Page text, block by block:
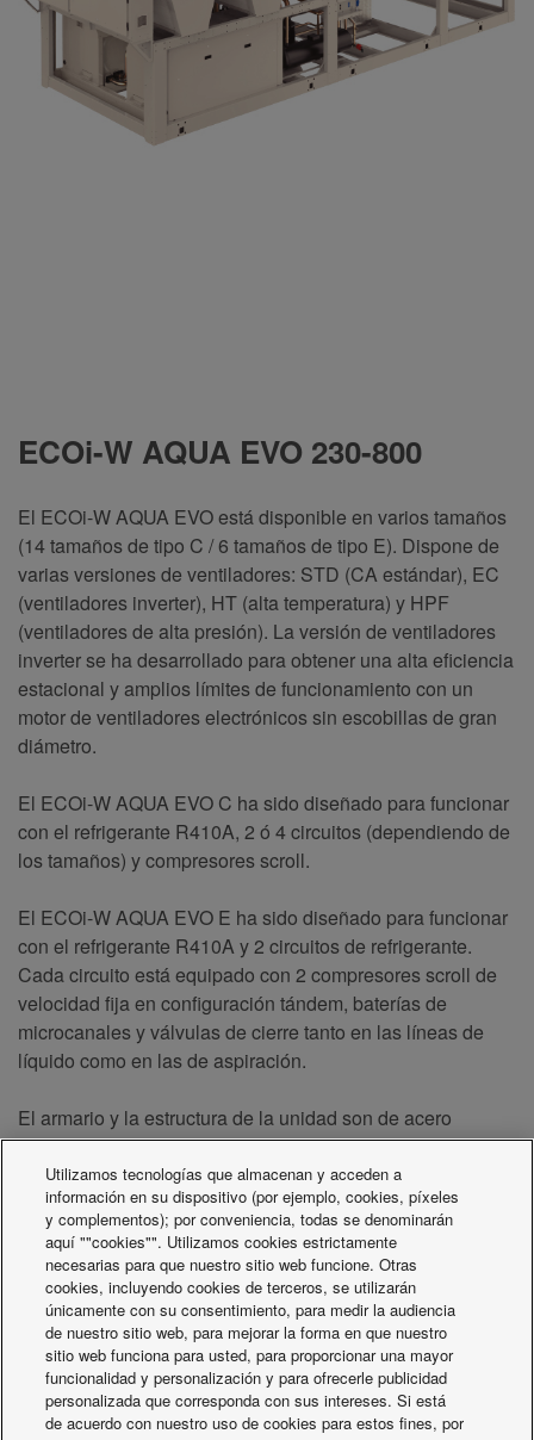
ECOi-W AQUA EVO 230-800
El ECOi-W AQUA EVO está disponible en varios tamaños
(14 tamaños de tipo C / 6 tamaños de tipo E). Dispone de
varias versiones de ventiladores: STD (CA estándar), EC
(ventiladores inverter), HT (alta temperatura) y HPF
(ventiladores de alta presión). La versión de ventiladores
inverter se ha desarrollado para obtener una alta eficiencia
estacional y amplios límites de funcionamiento con un
motor de ventiladores electrónicos sin escobillas de gran
diámetro.
El ECOi-W AQUA EVO C ha sido diseñado para funcionar
con el refrigerante R410A, 2 ó 4 circuitos (dependiendo de
los tamaños) y compresores scroll.
El ECOi-W AQUA EVO E ha sido diseñado para funcionar
con el refrigerante R410A y 2 circuitos de refrigerante.
Cada circuito está equipado con 2 compresores scroll de
velocidad fija en configuración tándem, baterías de
microcanales y válvulas de cierre tanto en las líneas de
líquido como en las de aspiración.
El armario y la estructura de la unidad son de acero
galvanizado de gran espesor recubierto con pintura en
polvo de poliéster. Todas las partes de la estructura están
totalmente fijadas con tornillos y pernos no corrosivos.
Utilizamos tecnologías que almacenan y acceden a
información en su dispositivo (por ejemplo, cookies, píxeles
y complementos); por conveniencia, todas se denominarán
aquí ""cookies"". Utilizamos cookies estrictamente
necesarias para que nuestro sitio web funcione. Otras
cookies, incluyendo cookies de terceros, se utilizarán
únicamente con su consentimiento, para medir la audiencia
de nuestro sitio web, para mejorar la forma en que nuestro
sitio web funciona para usted, para proporcionar una mayor
funcionalidad y personalización y para ofrecerle publicidad
personalizada que corresponda con sus intereses. Si está
de acuerdo con nuestro uso de cookies para estos fines, por